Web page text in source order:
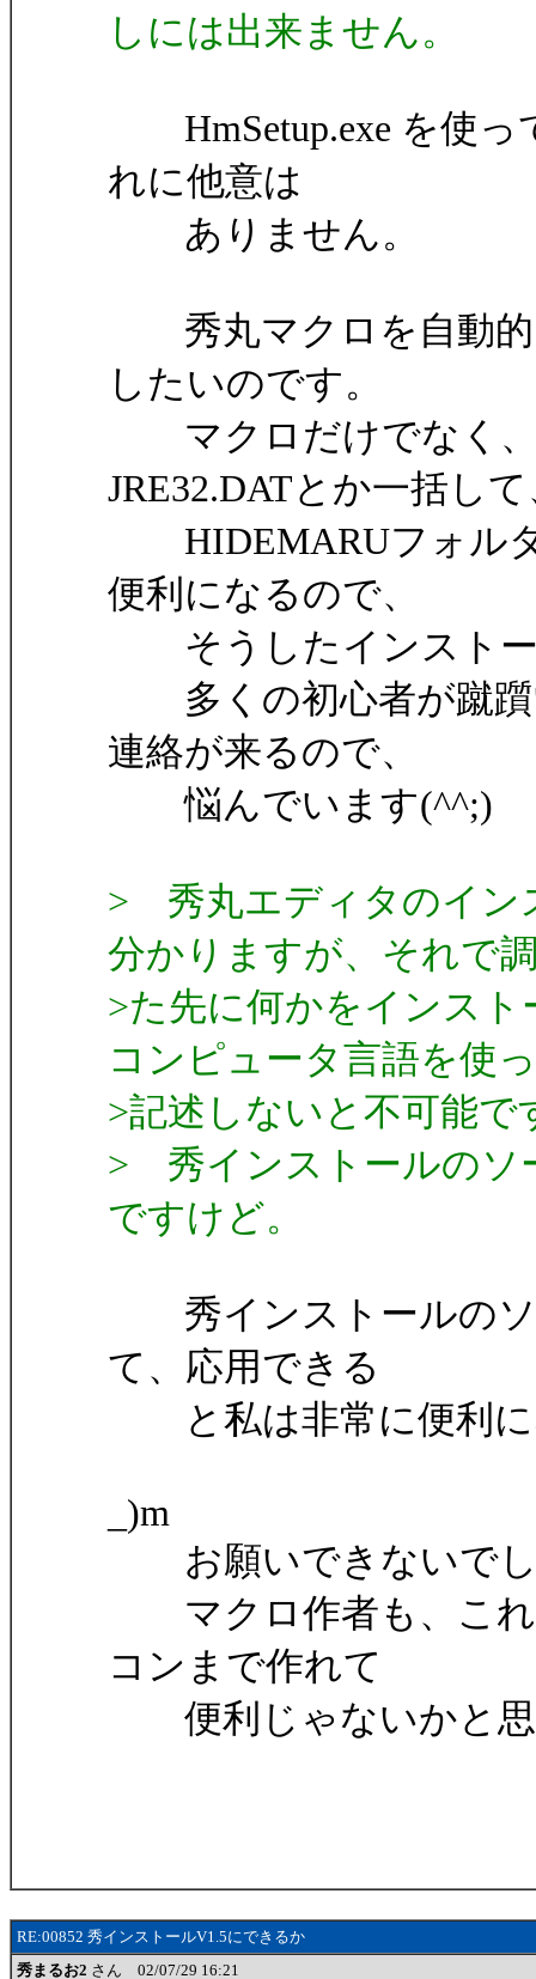
しには出来ません。
HmSetup.exe を使っ
れに他意は
ありません。
秀丸マクロを自動的
したいのです。
マクロだけでなく、
JRE32.DATとか一括し
HIDEMARUフォルダ
便利になるので、
そうしたインストー
多くの初心者が蹴躓
連絡が来るので、
悩んでいます(^^;)
> 秀丸エディタのイン
分かりますが、それで
>た先に何かをインス
コンピュータ言語を使
>記述しないと不可能で
> 秀インストールのソ
ですけど。
秀インストールのソ
て、応用できる
と私は非常に便利に
_)m
お願いできないでし
マクロ作者も、これ
コンまで作れて
便利じゃないかと思
RE:00852 秀インストールV1.5にできるか
秀まるお2 さん 02/07/29 16:21